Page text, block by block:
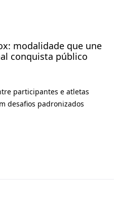
modalidade que une
conquista público
participantes e atletas
desafios padronizados